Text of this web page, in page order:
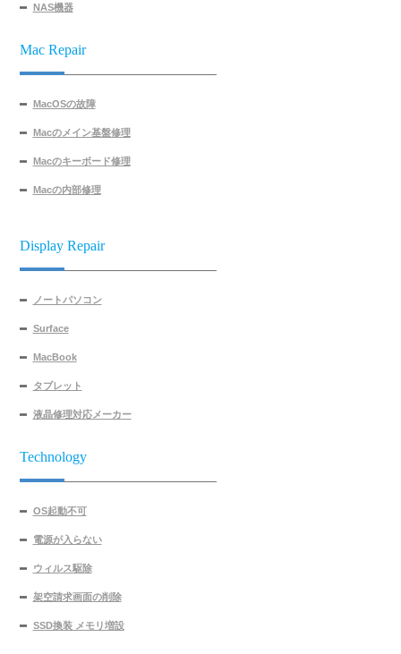
NAS機器
Mac Repair
MacOSの故障
Macのメイン基盤修理
Macのキーボード修理
Macの内部修理
Display Repair
ノートパソコン
Surface
MacBook
タブレット
液晶修理対応メーカー
Technology
OS起動不可
電源が入らない
ウィルス駆除
架空請求画面の削除
SSD換装 メモリ増設